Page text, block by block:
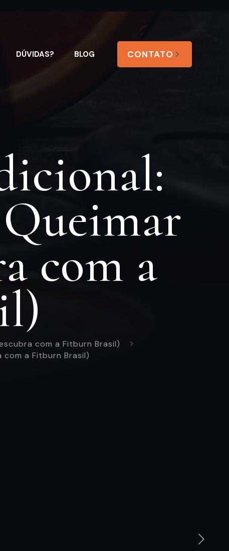
DÚVIDAS? BLOG CONTATO
com a
com a Fitburn Brasil)
com a Fitburn Brasil)